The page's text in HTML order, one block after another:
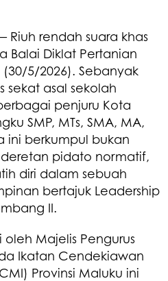
rendah suara khas
Balai Diklat Pertanian
(30/5/2026). Sebanyak
sekat asal sekolah
penjuru Kota
SMP, MTs, SMA, MA,
ini berkumpul bukan
pidato normatif,
diri dalam sebuah
bertajuk Leadership
II.
Majelis Pengurus
Ikatan Cendekiawan
Provinsi Maluku ini